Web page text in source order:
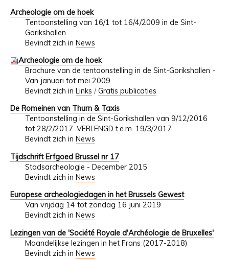
Archeologie om de hoek
Tentoonstelling van 16/1 tot 16/4/2009 in de Sint-
Gorikshallen
Bevindt zich in News
Archeologie om de hoek
Brochure van de tentoonstelling in de Sint-Gorikshallen -
Van januari tot mei 2009
Bevindt zich in Links /Gratis publicaties
De Romeinen van Thurn & Taxis
Tentoonstelling in de Sint-Gorikshallen van 9/12/2016
tot 28/2/2017. VERLENGD t.e.m. 19/3/2017
Bevindt zich in News
Tijdschrift Erfgoed Brussel nr 17
Stadsarcheologie - December 2015
Bevindt zich in News
Europese archeologiedagen in het Brussels Gewest
Van vrijdag 14 tot zondag 16 juni 2019
Bevindt zich in News
Lezingen van de 'Société Royale d'Archéologie de Bruxelles'
Maandelijkse lezingen in het Frans (2017-2018)
Bevindt zich in News